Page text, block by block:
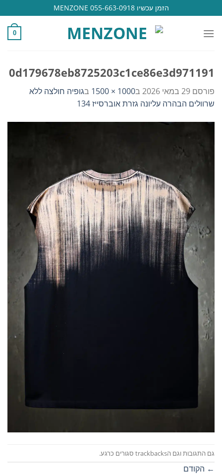
to
content
הזמן עכשיו 055-663-0918 MENZONE
0
0d179678eb8725203c1ce86e3d971191
פורסם 29 במאי 2026 ב1000 × 1500 בגופיה חולצה ללא
שרוולים הבהרה עליונה גזרת אוברסייז 134
גם התגובות וגם הtrackbacks סגורים כרגע.
← הקודם